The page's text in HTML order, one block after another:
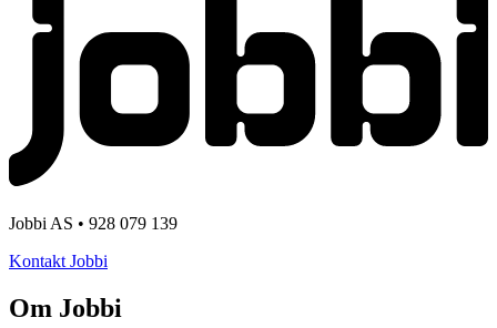
Jobbi AS • 928 079 139
Kontakt Jobbi
Om Jobbi